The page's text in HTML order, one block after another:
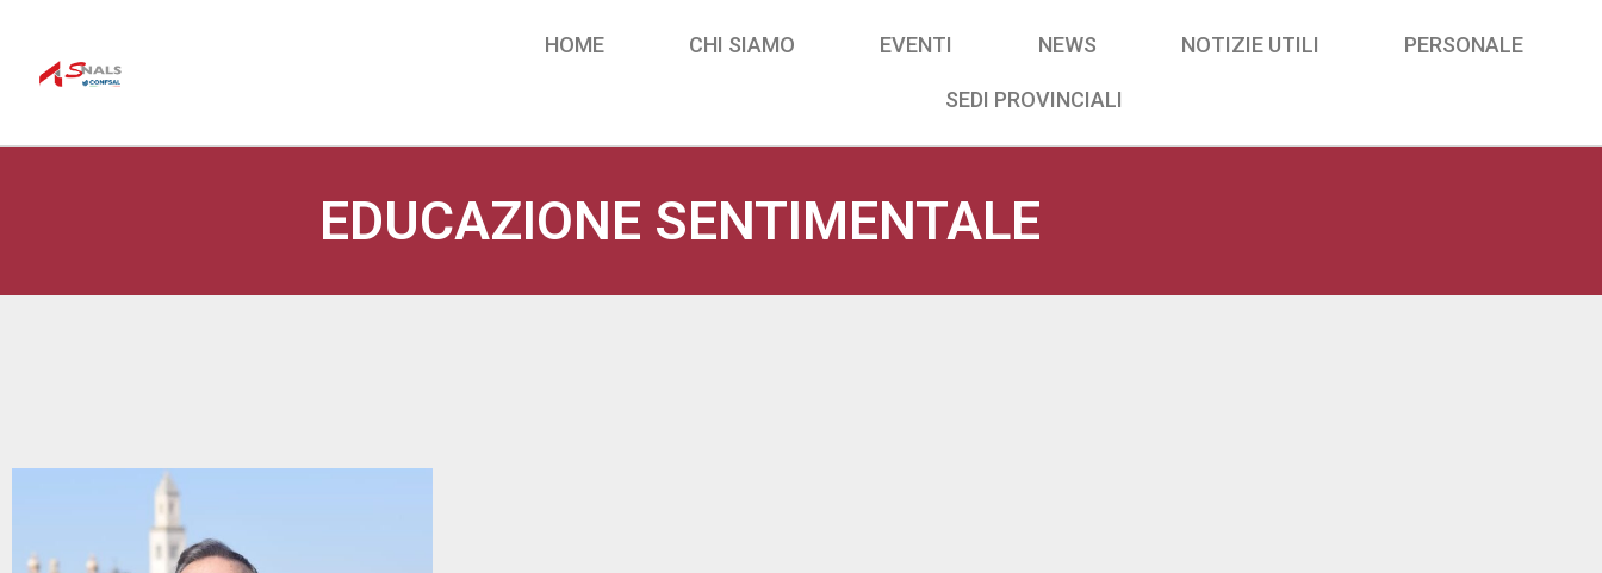
HOME CHI SIAMO EVENTI NEWS NOTIZIE UTILI PERSONALE
SEDI PROVINCIALI
EDUCAZIONE SENTIMENTALE